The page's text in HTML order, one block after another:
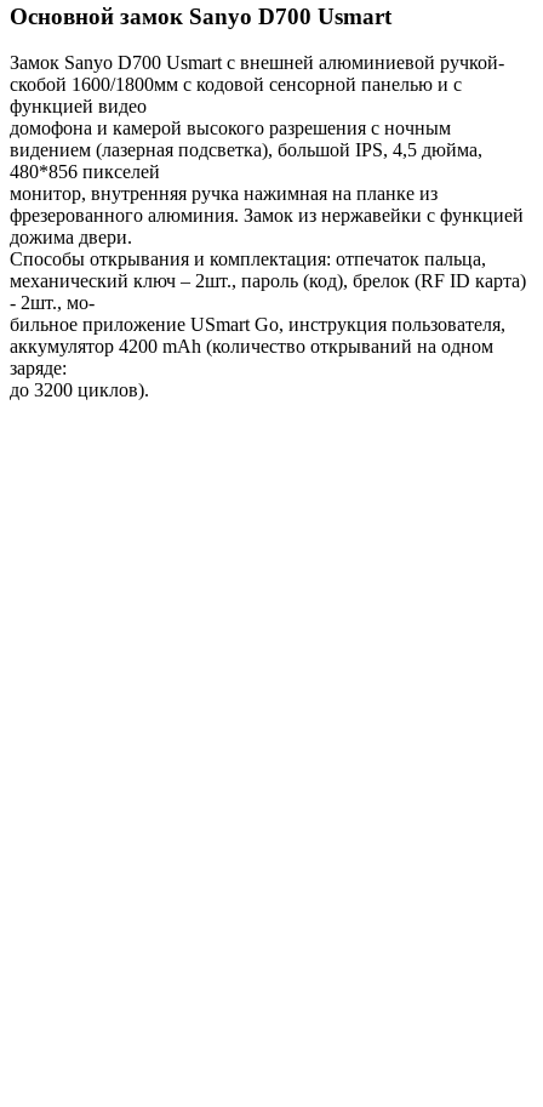
Основной замок Sanyo D700 Usmart
Замок Sanyo D700 Usmart с внешней алюминиевой ручкой-
скобой 1600/1800мм с кодовой сенсорной панелью и с
функцией видео
домофона и камерой высокого разрешения с ночным
видением (лазерная подсветка), большой IPS, 4,5 дюйма,
480*856 пикселей
монитор, внутренняя ручка нажимная на планке из
фрезерованного алюминия. Замок из нержавейки с функцией
дожима двери.
Способы открывания и комплектация: отпечаток пальца,
механический ключ – 2шт., пароль (код), брелок (RF ID карта)
- 2шт., мо-
бильное приложение USmart Go, инструкция пользователя,
аккумулятор 4200 mAh (количество открываний на одном
заряде:
до 3200 циклов).